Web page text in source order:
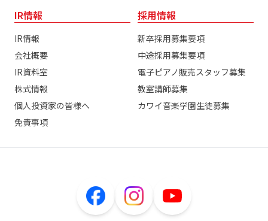
IR情報
IR情報
会社概要
IR資料室
株式情報
個人投資家の皆様へ
免責事項
採用情報
新卒採用募集要項
中途採用募集要項
電子ピアノ販売スタッフ募集
教室講師募集
カワイ音楽学園生徒募集